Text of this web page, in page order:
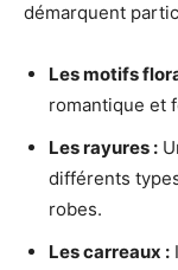
démarquent
Les motifs
romantique et
Les rayures :
différents
robes.
Les carreaux :